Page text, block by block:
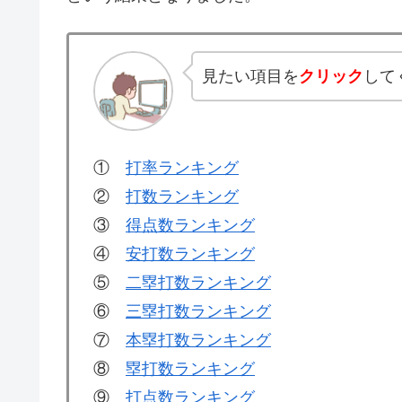
見たい項目をクリック して
① 打率ランキング
② 打数ランキング
③ 得点数ランキング
④ 安打数ランキング
⑤ 二塁打数ランキング
⑥ 三塁打数ランキング
⑦ 本塁打数ランキング
⑧ 塁打数ランキング
⑨ 打点数ランキング